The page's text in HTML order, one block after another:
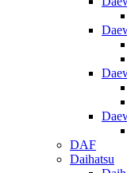
DAF
Daihatsu